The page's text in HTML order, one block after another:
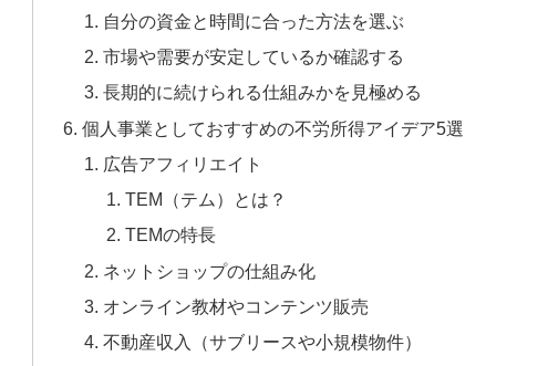
自分の資金と時間に合った方法を選ぶ
市場や需要が安定しているか確認する
長期的に続けられる仕組みかを見極める
個人事業としておすすめの不労所得アイデア5選
広告アフィリエイト
TEM（テム）とは？
TEMの特長
ネットショップの仕組み化
オンライン教材やコンテンツ販売
不動産収入（サブリースや小規模物件）